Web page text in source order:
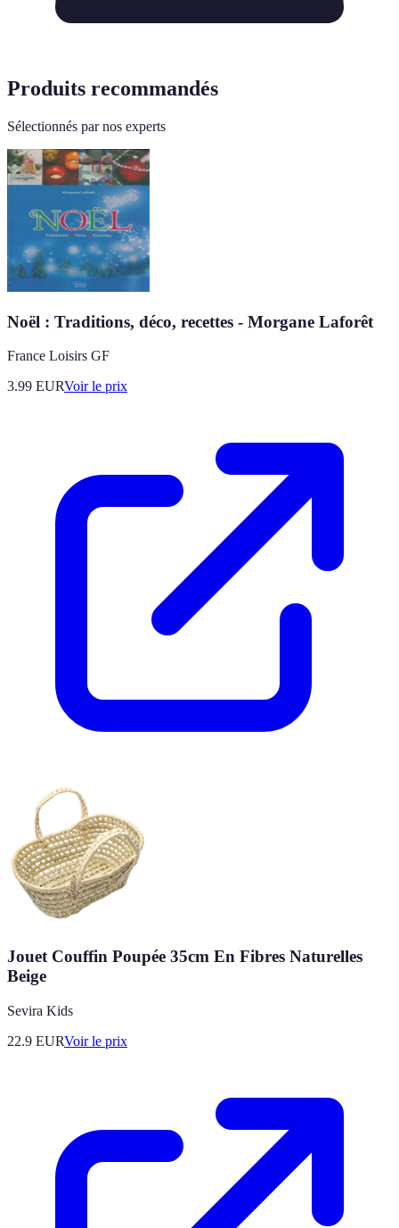
Produits recommandés
Sélectionnés par nos experts
Noël : Traditions, déco, recettes - Morgane Laforêt
France Loisirs GF
3.99 EURVoir le prix
Jouet Couffin Poupée 35cm En Fibres Naturelles
Beige
Sevira Kids
22.9 EURVoir le prix